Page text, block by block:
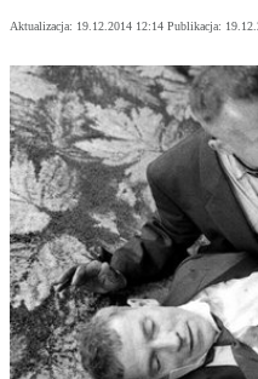
Aktualizacja: 19.12.2014 12:14 Publikacja: